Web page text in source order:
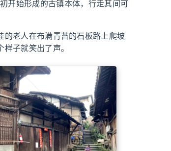
开始形成的古镇本体，行走其间可
的老人在布满青苔的石板路上爬坡
子就笑出了声。